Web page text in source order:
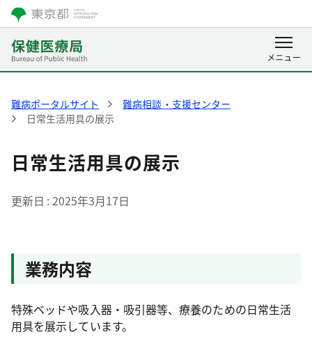
難病ポータルサイト
難病相談・支援センター
日常生活用具の展示
日常生活用具の展示
更新日 2025年3月17日
業務内容
特殊ベッドや吸入器・吸引器等、療養のための日常生活
用具を展示しています。